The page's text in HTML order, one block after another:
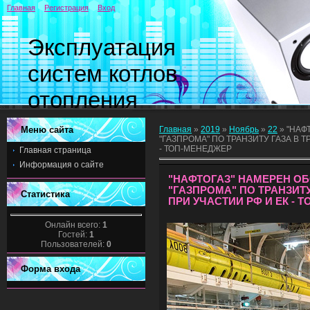
Эксплуатация
систем котлов
отопления
Главная Регистрация Вход
Меню сайта
Главная страница
Информация о сайте
Статистика
Онлайн всего: 1
Гостей: 1
Пользователей: 0
Форма входа
Главная » 2019 » Ноябрь » 22 »
"ГАЗПРОМА" ПО ТРАНЗИТУ ГАЗА В
- ТОП-МЕНЕДЖЕР
"НАФТОГАЗ" НАМЕРЕН
"ГАЗПРОМА" ПО
ПРИ УЧАСТИИ РФ И ЕК -